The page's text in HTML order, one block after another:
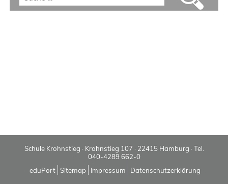
Schule Krohnstieg · Krohnstieg 107 · 22415 Hamburg · Tel.
040-4289 662-0
eduPort Sitemap Impressum Datenschutzerklärung